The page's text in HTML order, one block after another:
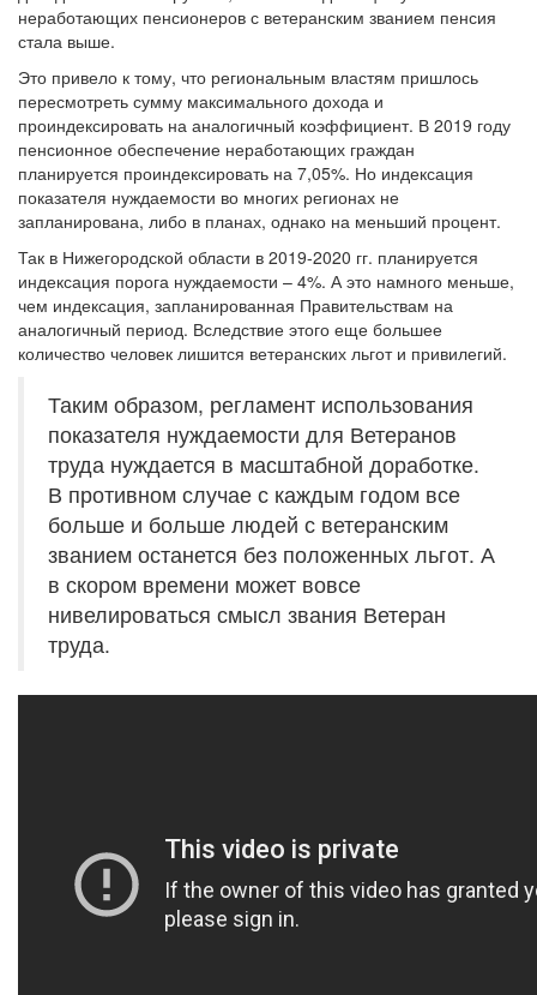
неработающих пенсионеров с ветеранским званием пенсия
стала выше.
Это привело к тому, что региональным властям пришлось
пересмотреть сумму максимального дохода и
проиндексировать на аналогичный коэффициент. В 2019 году
пенсионное обеспечение неработающих граждан
планируется проиндексировать на 7,05%. Но индексация
показателя нуждаемости во многих регионах не
запланирована, либо в планах, однако на меньший процент.
Так в Нижегородской области в 2019-2020 гг. планируется
индексация порога нуждаемости – 4%. А это намного меньше,
чем индексация, запланированная Правительствам на
аналогичный период. Вследствие этого еще большее
количество человек лишится ветеранских льгот и привилегий.
Таким образом, регламент использования
показателя нуждаемости для Ветеранов
труда нуждается в масштабной доработке.
В противном случае с каждым годом все
больше и больше людей с ветеранским
званием останется без положенных льгот. А
в скором времени может вовсе
нивелироваться смысл звания Ветеран
труда.